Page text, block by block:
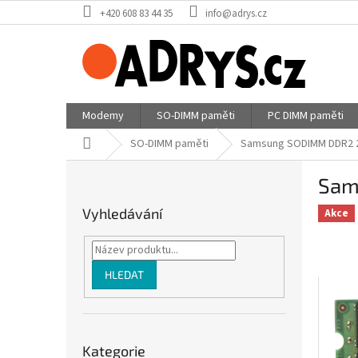
na
+420 608 83 44 35 info@adrys.cz
Modemy SO-DIMM paměti PC DIMM paměti
Domů SO-DIMM paměti Samsung SODIMM
Vyhledávání
HLEDAT
kategorie
Kategorie
Akce